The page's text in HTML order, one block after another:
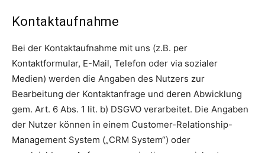
Kontaktaufnahme
Bei der Kontaktaufnahme mit uns (z.B. per
Kontaktformular, E-Mail, Telefon oder via sozialer
Medien) werden die Angaben des Nutzers zur
Bearbeitung der Kontaktanfrage und deren Abwicklung
gem. Art. 6 Abs. 1 lit. b) DSGVO verarbeitet. Die Angaben
der Nutzer können in einem Customer-Relationship-
Management System („CRM System“) oder